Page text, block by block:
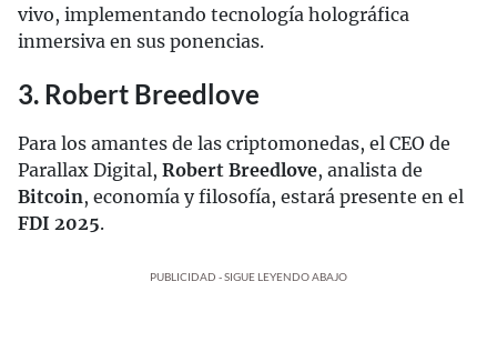
vivo, implementando tecnología holográfica
inmersiva en sus ponencias.
3. Robert Breedlove
Para los amantes de las criptomonedas, el CEO de
Parallax Digital, Robert Breedlove, analista de
Bitcoin, economía y filosofía, estará presente en el
FDI 2025.
PUBLICIDAD - SIGUE LEYENDO ABAJO